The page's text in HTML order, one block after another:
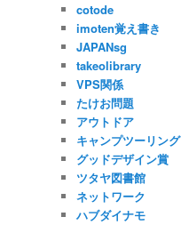
cotode
imoten覚え書き
JAPANsg
takeolibrary
VPS関係
たけお問題
アウトドア
キャンプツーリング
グッドデザイン賞
ツタヤ図書館
ネットワーク
ハブダイナモ